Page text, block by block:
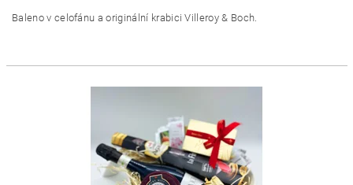
Baleno v celofánu a originální krabici Villeroy & Boch.